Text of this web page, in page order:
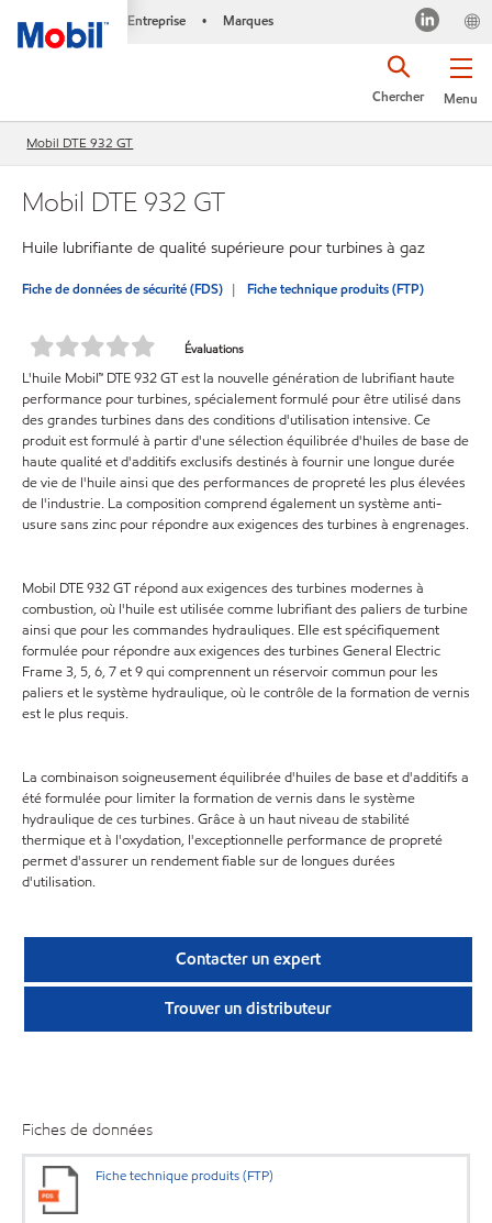
Entreprise • Marques
Menu
Chercher
Mobil DTE 932 GT
Mobil DTE 932 GT
Huile lubrifiante de qualité supérieure pour turbines à gaz
Fiche de données de sécurité (FDS) Fiche technique produits (FTP)
Évaluations
L'huile Mobil™ DTE 932 GT est la nouvelle génération de lubrifiant haute
performance pour turbines, spécialement formulé pour être utilisé dans
des grandes turbines dans des conditions d'utilisation intensive. Ce
produit est formulé à partir d'une sélection équilibrée d'huiles de base de
haute qualité et d'additifs exclusifs destinés à fournir une longue durée
de vie de l'huile ainsi que des performances de propreté les plus élevées
de l'industrie. La composition comprend également un système anti-
usure sans zinc pour répondre aux exigences des turbines à engrenages.
Mobil DTE 932 GT répond aux exigences des turbines modernes à
combustion, où l'huile est utilisée comme lubrifiant des paliers de turbine
ainsi que pour les commandes hydrauliques. Elle est spécifiquement
formulée pour répondre aux exigences des turbines General Electric
Frame 3, 5, 6, 7 et 9 qui comprennent un réservoir commun pour les
paliers et le système hydraulique, où le contrôle de la formation de vernis
est le plus requis.
La combinaison soigneusement équilibrée d'huiles de base et d'additifs a
été formulée pour limiter la formation de vernis dans le système
hydraulique de ces turbines. Grâce à un haut niveau de stabilité
thermique et à l'oxydation, l'exceptionnelle performance de propreté
permet d'assurer un rendement fiable sur de longues durées
d'utilisation.
Contacter un expert
Trouver un distributeur
Fiches de données
Fiche technique produits (FTP)